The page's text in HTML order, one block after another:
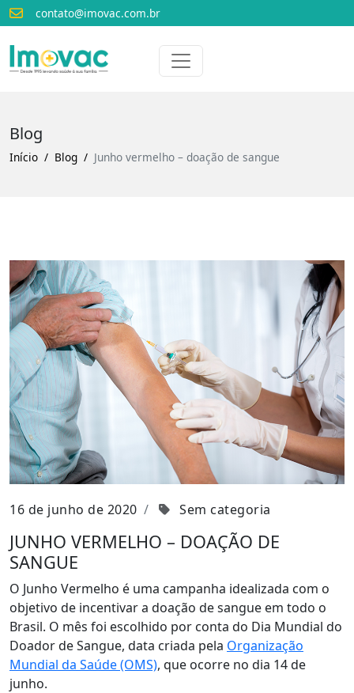
contato@imovac.com.br
Voltar para o início
Blog
Início Blog Junho vermelho – doação de sangue
16 de junho de 2020 Sem categoria
JUNHO VERMELHO – DOAÇÃO DE
SANGUE
O Junho Vermelho é uma campanha idealizada com o
objetivo de incentivar a doação de sangue em todo o
Brasil. O mês foi escolhido por conta do Dia Mundial do
Doador de Sangue, data criada pela Organização
Mundial da Saúde (OMS), que ocorre no dia 14 de
junho.